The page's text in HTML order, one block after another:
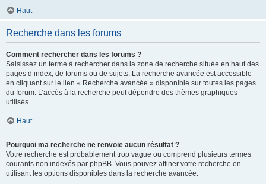
Haut
Recherche dans les forums
Comment rechercher dans les forums ?
Saisissez un terme à rechercher dans la zone de recherche située en haut des
pages d’index, de forums ou de sujets. La recherche avancée est accessible
en cliquant sur le lien « Recherche avancée » disponible sur toutes les pages
du forum. L’accès à la recherche peut dépendre des thèmes graphiques
utilisés.
Haut
Pourquoi ma recherche ne renvoie aucun résultat ?
Votre recherche est probablement trop vague ou comprend plusieurs termes
courants non indexés par phpBB. Vous pouvez affiner votre recherche en
utilisant les options disponibles dans la recherche avancée.